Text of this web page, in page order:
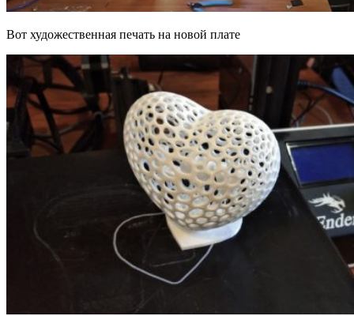
Вот художественная печать на новой плате